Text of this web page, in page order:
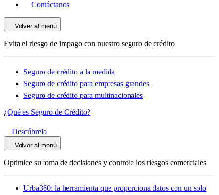
Contáctanos
Volver al menú
Evita el riesgo de impago con nuestro seguro de crédito
Seguro de crédito a la medida
Seguro de crédito para empresas grandes
Seguro de crédito para multinacionales
¿Qué es Seguro de Crédito?
Descúbrelo
Volver al menú
Optimice su toma de decisiones y controle los riesgos comerciales
Urba360: la herramienta que proporciona datos con un solo